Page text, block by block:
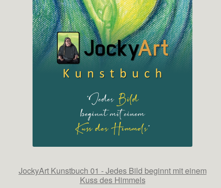
JockyArt Kunstbuch 01 - Jedes Bild beginnt mit einem
Kuss des Himmels